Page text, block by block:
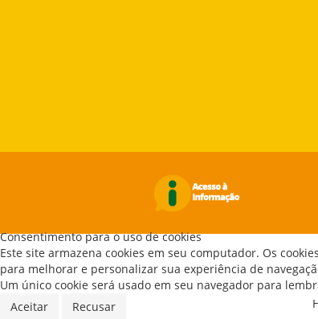
Consentimento para o uso de cookies
Este site armazena cookies em seu computador. Os
para melhorar e personalizar sua experiência de
Um único cookie será usado em seu navegador para
Aceitar
Recusar